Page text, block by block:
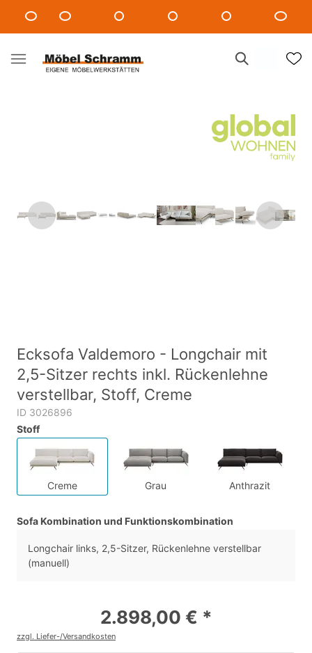
Ecksofa Valdemoro - Longchair mit
2,5-Sitzer rechts inkl. Rückenlehne
verstellbar, Stoff, Creme
ID 3026896
Stoff
Creme Grau Anthrazit
Sofa Kombination und Funktionskombination
Longchair links, 2,5-Sitzer, Rückenlehne verstellbar
(manuell)
2.898,00 € *
zzgl. Liefer-/Versandkosten